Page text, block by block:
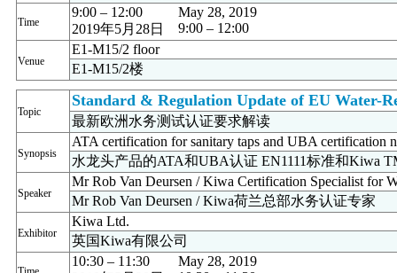
Time
9:00 – 12:00
May 28, 2019
2019年5月28日
9:00 – 12:00
Venue
E1-M15/2 floor
E1-M15/2楼
Topic
Standard & Regulation Update of EU Water-
最新欧洲水务测试认证要求解读
Synopsis
ATA certification for sanitary taps and UBA certification
水龙头产品的ATA和UBA认证 EN1111标准和Kiwa
Speaker
Mr Rob Van Deursen / Kiwa Certification Specialist for
Mr Rob Van Deursen / Kiwa荷兰总部水务认证专家
Exhibitor
Kiwa Ltd.
英国Kiwa有限公司
10:30 – 11:30
May 28, 2019